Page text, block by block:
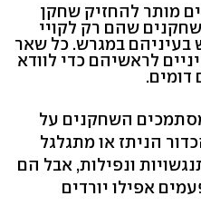
מותר להחזיק שחקן
שהם רק לקויי
במגרש. כל שאר
לראשיהם כדי לוודא
השחקנים על
הניתז או מתגלגל
ונפילות, אבל הם
אפילו יורדים